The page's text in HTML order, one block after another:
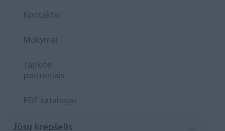
Kontaktai
Mokymai
Tapkite
partneriais
PDF katalogas
Jūsų krepšelis